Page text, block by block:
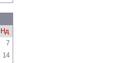
Нд
7
14